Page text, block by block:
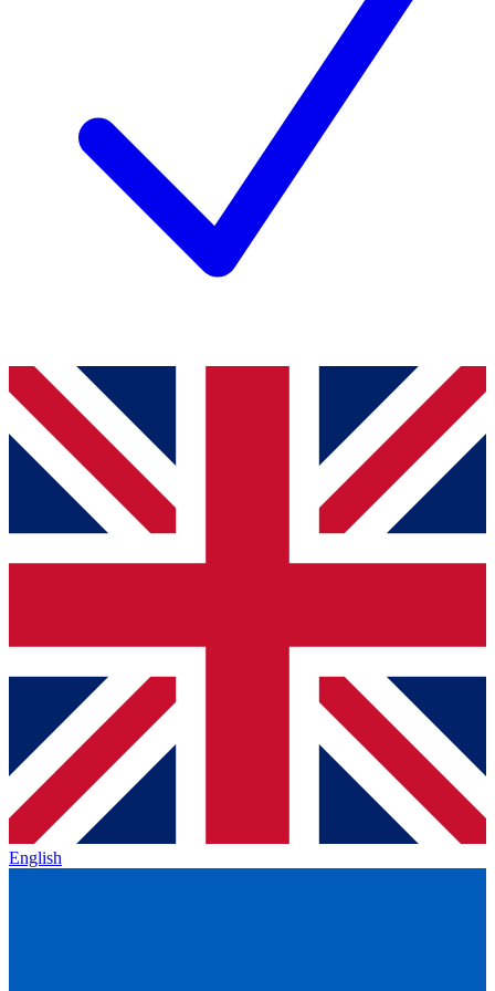
English